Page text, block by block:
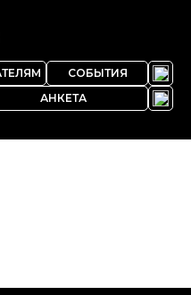
СОБЫТИЯ
АНКЕТА